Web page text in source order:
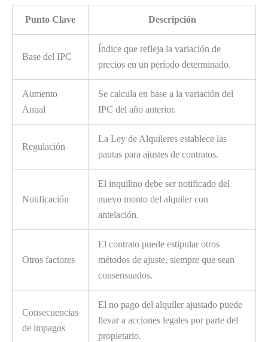
Punto Clave Descripción
Base del IPC
Índice que refleja la variación de
precios en un período determinado.
Aumento
Anual
Se calcula en base a la variación del
IPC del año anterior.
Regulación
La Ley de Alquileres establece las
pautas para ajustes de contratos.
Notificación
El inquilino debe ser notificado del
nuevo monto del alquiler con
antelación.
Otros factores
El contrato puede estipular otros
métodos de ajuste, siempre que sean
consensuados.
Consecuencias
de impagos
El no pago del alquiler ajustado puede
llevar a acciones legales por parte del
propietario.